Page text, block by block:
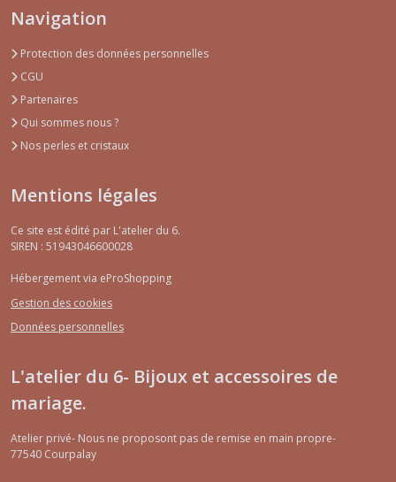
Navigation
Protection des données personnelles
CGU
Partenaires
Qui sommes nous ?
Nos perles et cristaux
Mentions légales
Ce site est édité par L'atelier du 6.
SIREN : 51943046600028
Hébergement via eProShopping
Gestion des cookies
Données personnelles
L'atelier du 6- Bijoux et accessoires de
mariage.
Atelier privé- Nous ne proposont pas de remise en main propre-
77540 Courpalay